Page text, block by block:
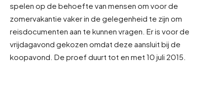
spelen op de behoefte van mensen om voor de
zomervakantie vaker in de gelegenheid te zijn om
reisdocumenten aan te kunnen vragen. Er is voor de
vrijdagavond gekozen omdat deze aansluit bij de
koopavond. De proef duurt tot en met 10 juli 2015.